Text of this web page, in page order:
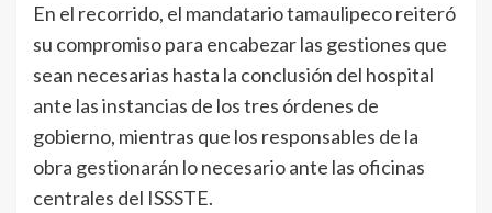
En el recorrido, el mandatario tamaulipeco reiteró
su compromiso para encabezar las gestiones que
sean necesarias hasta la conclusión del hospital
ante las instancias de los tres órdenes de
gobierno, mientras que los responsables de la
obra gestionarán lo necesario ante las oficinas
centrales del ISSSTE.